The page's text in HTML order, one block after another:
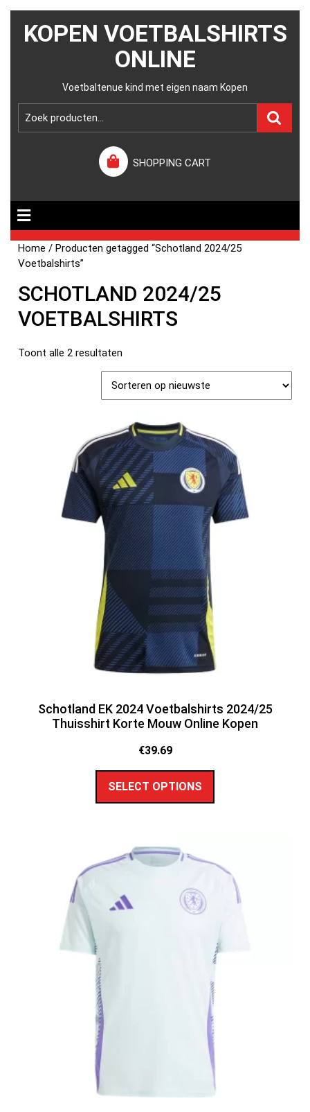
KOPEN VOETBALSHIRTS
ONLINE
Voetbaltenue kind met eigen naam Kopen
SHOPPING CART
Home / Producten getagged “Schotland 2024/25
Voetbalshirts”
SCHOTLAND 2024/25
VOETBALSHIRTS
Toont alle 2 resultaten
Schotland EK 2024 Voetbalshirts 2024/25
Thuisshirt Korte Mouw Online Kopen
€39.69
SELECT OPTIONS